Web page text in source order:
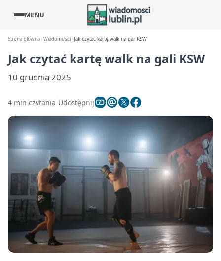
MENU
Strona główna Wiadomości Jak czytać kartę walk na gali KSW
Jak czytać kartę walk na gali KSW
10 grudnia 2025
4 min czytania Udostępnij